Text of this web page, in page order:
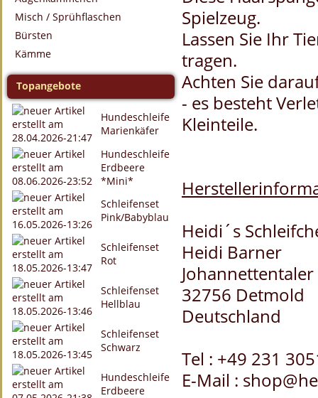
Misch / Sprühflaschen
Bürsten
Kämme
Topangebote
Hundeschleife
Marienkäfer
Hundeschleife
Erdbeere
*Mini*
Schleifenset
Pink/Babyblau
Schleifenset
Rot
Schleifenset
Hellblau
Schleifenset
Schwarz
Hundeschleife
Erdbeere
Spielzeug.
Lassen Sie Ihr
tragen.
Achten Sie
- es besteht
Kleinteile.
Heidi´s
Heidi Barner
Johannettentaler
32756 Detmold
Deutschland
Tel : +49 231
E-Mail :